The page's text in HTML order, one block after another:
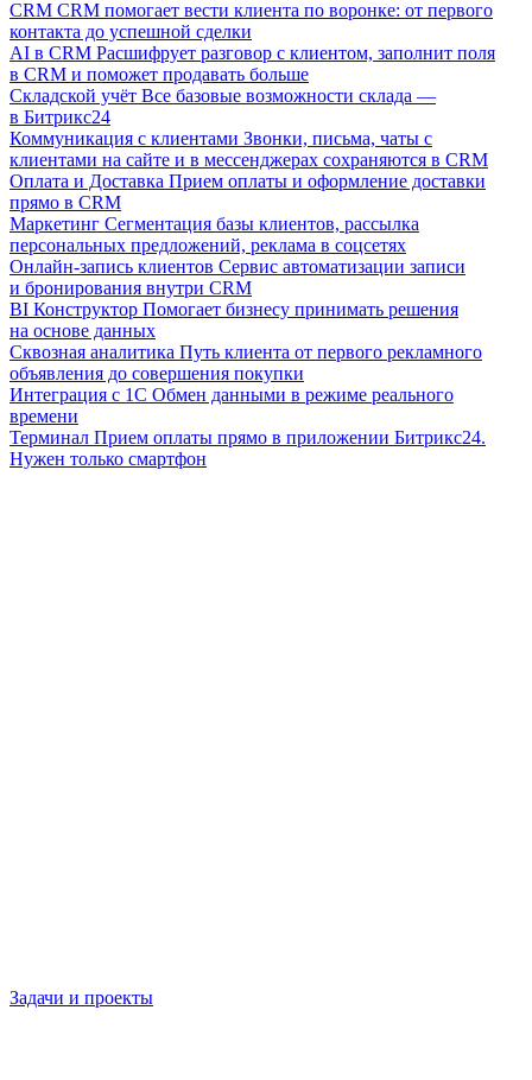
CRM CRM помогает вести клиента по воронке: от первого
контакта до успешной сделки
AI в CRM Расшифрует разговор с клиентом, заполнит поля
в CRM и поможет продавать больше
Складской учёт Все базовые возможности склада —
в Битрикс24
Коммуникация с клиентами Звонки, письма, чаты с
клиентами на сайте и в мессенджерах сохраняются в CRM
Оплата и Доставка Прием оплаты и оформление доставки
прямо в CRM
Маркетинг Сегментация базы клиентов, рассылка
персональных предложений, реклама в соцсетях
Онлайн-запись клиентов Сервис автоматизации записи
и бронирования внутри CRM
BI Конструктор Помогает бизнесу принимать решения
на основе данных
Сквозная аналитика Путь клиента от первого рекламного
объявления до совершения покупки
Интеграция с 1С Обмен данными в режиме реального
времени
Терминал Прием оплаты прямо в приложении Битрикс24.
Нужен только смартфон
Задачи и проекты